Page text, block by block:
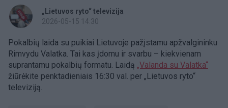
„Lietuvos ryto“ televizija
2026-05-15 14:30
Pokalbių laida su puikiai Lietuvoje pažįstamu apžvalgininku
Rimvydu Valatka. Tai kas įdomu ir svarbu – kiekvienam
suprantamu pokalbių formatu. Laidą „Valanda su Valatka“
žiūrėkite penktadieniais 16:30 val. per „Lietuvos ryto“
televiziją.